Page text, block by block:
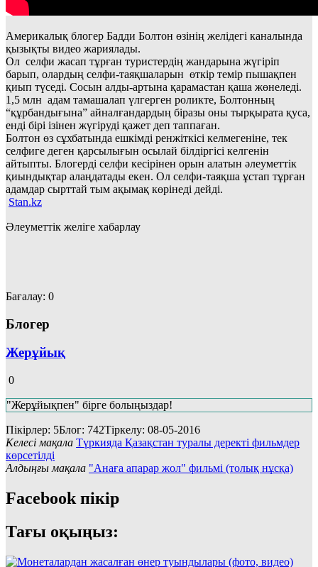
Америкалық блогер Бадди Болтон өзінің желідегі каналында
қызықты видео жариялады.
Ол селфи жасап тұрған туристердің жандарына жүгіріп
барып, олардың селфи-таяқшаларын өткір темір пышақпен
қиып түседі. Сосын алды-артына қарамастан қаша жөнеледі.
1,5 млн адам тамашалап үлгерген роликте, Болтонның
“құрбандығына” айналғандардың біразы оны тырқырата қуса,
енді бірі ізінен жүгіруді қажет деп таппаған.
Болтон өз сұхбатында ешкімді ренжіткісі келмегеніне, тек
селфиге деген қарсылығын осылай білдіргісі келгенін
айтыпты. Блогерді селфи кесірінен орын алатын әлеуметтік
қиындықтар алаңдатады екен. Ол селфи-таяқша ұстап тұрған
адамдар сырттай тым ақымақ көрінеді дейді.
Stan.kz
Әлеуметтік желіге хабарлау
Бағалау: 0
Блогер
Жерұйық
0
"Жерұйықпен" бірге болыңыздар!
Пікірлер: 5Блог: 742Тіркелу: 08-05-2016
Келесі мақала Түркияда Қазақстан туралы деректі фильмдер
көрсетілді
Алдыңғы мақала "Анаға апарар жол" фильмі (толық нұсқа)
Facebook пікір
Тағы оқыңыз: